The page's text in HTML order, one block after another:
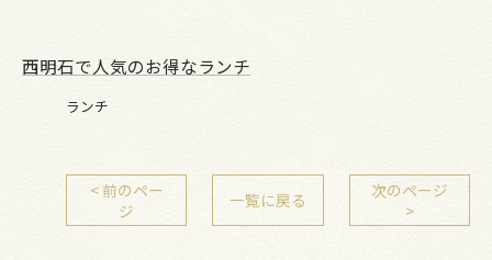
西明石で人気のお得なランチ
ランチ
< 前のペー
ジ
一覧に戻る
次のページ
>